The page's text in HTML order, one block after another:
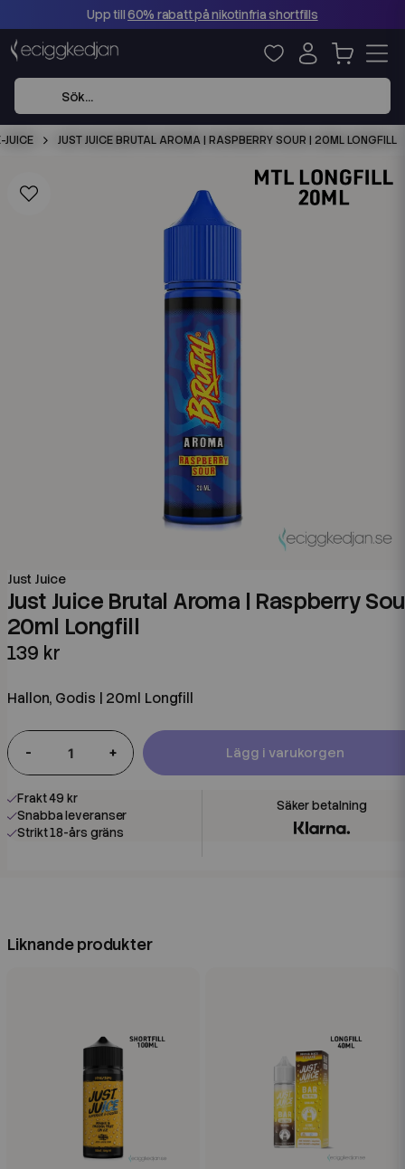
Upp till60% rabatt på nikotinfria shortfills
JUICE JUST JUICE BRUTAL AROMA | RASPBERRY SOUR | 20ML LONGFILL
Just Juice
Just Juice Brutal Aroma | Raspberry
20ml Longfill
139 kr
Hallon, Godis | 20ml Longfill
- + Lägg i varukorgen
Frakt 49 kr
Snabba leveranser
Strikt 18-års gräns
Liknande produkter